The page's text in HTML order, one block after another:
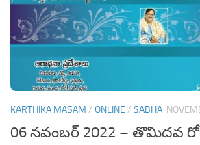
KARTHIKA MASAM / ONLINE / SABHA
06 నవంబర్ 2022 – తొమిదవ